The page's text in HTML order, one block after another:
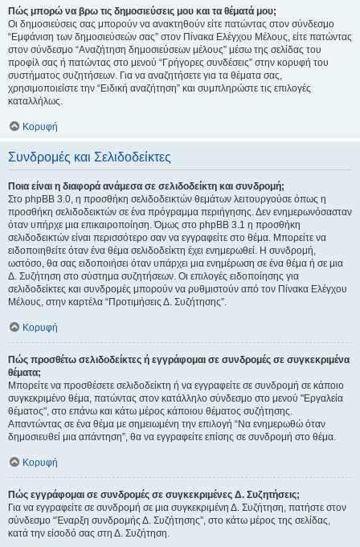
Πώς μπορώ να βρω τις δημοσιεύσεις μου και τα θέματά μου;
Οι δημοσιεύσεις σας μπορούν να ανακτηθούν είτε πατώντας στον σύνδεσμο
“Εμφάνιση των δημοσιεύσεών σας” στον Πίνακα Ελέγχου Μέλους, είτε πατώντας
στον σύνδεσμο “Αναζήτηση δημοσιεύσεων μέλους” μέσω της σελίδας του
προφίλ σας ή πατώντας στο μενού “Γρήγορες συνδέσεις” στην κορυφή του
συστήματος συζητήσεων. Για να αναζητήσετε για τα θέματα σας,
χρησιμοποιείστε την “Ειδική αναζήτηση” και συμπληρώστε τις επιλογές
καταλλήλως.
Κορυφή
Συνδρομές και Σελιδοδείκτες
Ποια είναι η διαφορά ανάμεσα σε σελιδοδείκτη και συνδρομή;
Στο phpBB 3.0, η προσθήκη σελιδοδεικτών θεμάτων λειτουργούσε όπως η
προσθήκη σελιδοδεικτών σε ένα πρόγραμμα περιήγησης. Δεν ενημερωνόσασταν
όταν υπήρχε μια επικαιροποίηση. Όμως στο phpBB 3.1 η προσθήκη
σελιδοδεικτών είναι περισσότερο σαν να εγγραφείτε στο θέμα. Μπορείτε να
ειδοποιηθείτε όταν ένα θέμα σελιδοδείκτη έχει ενημερωθεί. Η συνδρομή,
ωστόσο, θα σας ειδοποιήσει όταν υπάρχει μια ενημέρωση σε ένα θέμα ή σε μια
Δ. Συζήτηση στο σύστημα συζητήσεων. Οι επιλογές ειδοποίησης για
σελιδοδείκτες και συνδρομές μπορούν να ρυθμιστούν από τον Πίνακα Ελέγχου
Μέλους, στην καρτέλα “Προτιμήσεις Δ. Συζήτησης”.
Κορυφή
Πώς προσθέτω σελιδοδείκτες ή εγγράφομαι σε συνδρομές σε συγκεκριμένα
θέματα;
Μπορείτε να προσθέσετε σελιδοδείκτη ή να εγγραφείτε σε συνδρομή σε κάποιο
συγκεκριμένο θέμα, πατώντας στον κατάλληλο σύνδεσμο στο μενού "Εργαλεία
θέματος", στο επάνω και κάτω μέρος κάποιου θέματος συζήτησης.
Απαντώντας σε ένα θέμα με σημειωμένη την επιλογή “Να ενημερωθώ όταν
δημοσιευθεί μια απάντηση”, θα να εγγραφείτε επίσης σε συνδρομή στο θέμα.
Κορυφή
Πώς εγγράφομαι σε συνδρομές σε συγκεκριμένες Δ. Συζητήσεις;
Για να εγγραφείτε σε συνδρομή σε μια συγκεκριμένη Δ. Συζήτηση, πατήστε στον
σύνδεσμο “Έναρξη συνδρομής Δ. Συζήτησης”, στο κάτω μέρος της σελίδας,
κατά την είσοδό σας στη Δ. Συζήτηση.